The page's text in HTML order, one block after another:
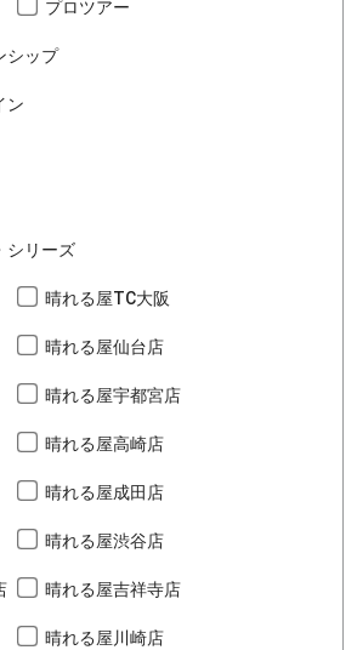
プロツアー
シップ
ン
シリーズ
晴れる屋TC大阪
晴れる屋仙台店
晴れる屋宇都宮店
晴れる屋高崎店
晴れる屋成田店
晴れる屋渋谷店
晴れる屋吉祥寺店
晴れる屋川崎店